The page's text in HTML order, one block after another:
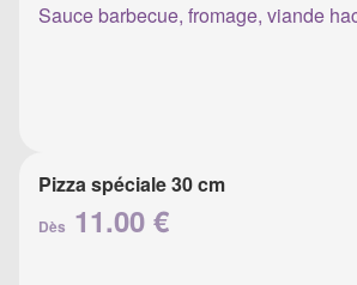
Sauce barbecue, fromage, viande
Pizza spéciale 30 cm
Dès 11.00 €